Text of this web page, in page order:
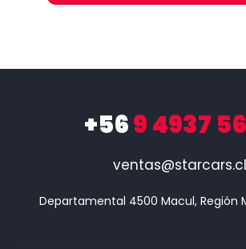
+569 4937
ventas@starcars.cl